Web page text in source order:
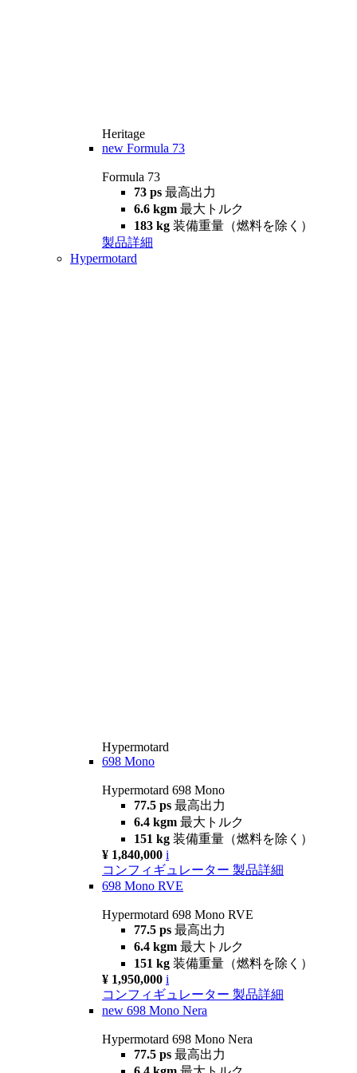
Heritage
new Formula 73
Formula 73
73 ps 最高出力
6.6 kgm 最大トルク
183 kg 装備重量（燃料を除く）
製品詳細
Hypermotard
Hypermotard
698 Mono
Hypermotard 698 Mono
77.5 ps 最高出力
6.4 kgm 最大トルク
151 kg 装備重量（燃料を除く）
¥ 1,840,000 i
コンフィギュレーター 製品詳細
698 Mono RVE
Hypermotard 698 Mono RVE
77.5 ps 最高出力
6.4 kgm 最大トルク
151 kg 装備重量（燃料を除く）
¥ 1,950,000 i
コンフィギュレーター 製品詳細
new 698 Mono Nera
Hypermotard 698 Mono Nera
77.5 ps 最高出力